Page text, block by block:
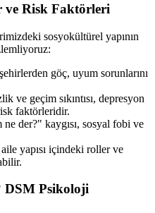
ve Risk Faktörleri
sosyokültürel yapının
göç, uyum sorunlarını
ve geçim sıkıntısı, depresyon
faktörleridir.
ne der?" kaygısı, sosyal fobi ve
yapısı içindeki roller ve
DSM Psikoloji